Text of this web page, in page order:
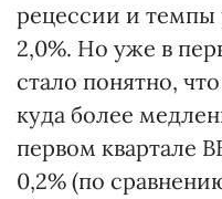
рецессии и темпы
2,0%. Но уже в
стало понятно,
куда более
первом квартале
0,2% (по